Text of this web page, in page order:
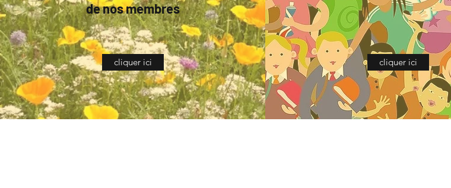
de nos membres
cliquer ici cliquer ici